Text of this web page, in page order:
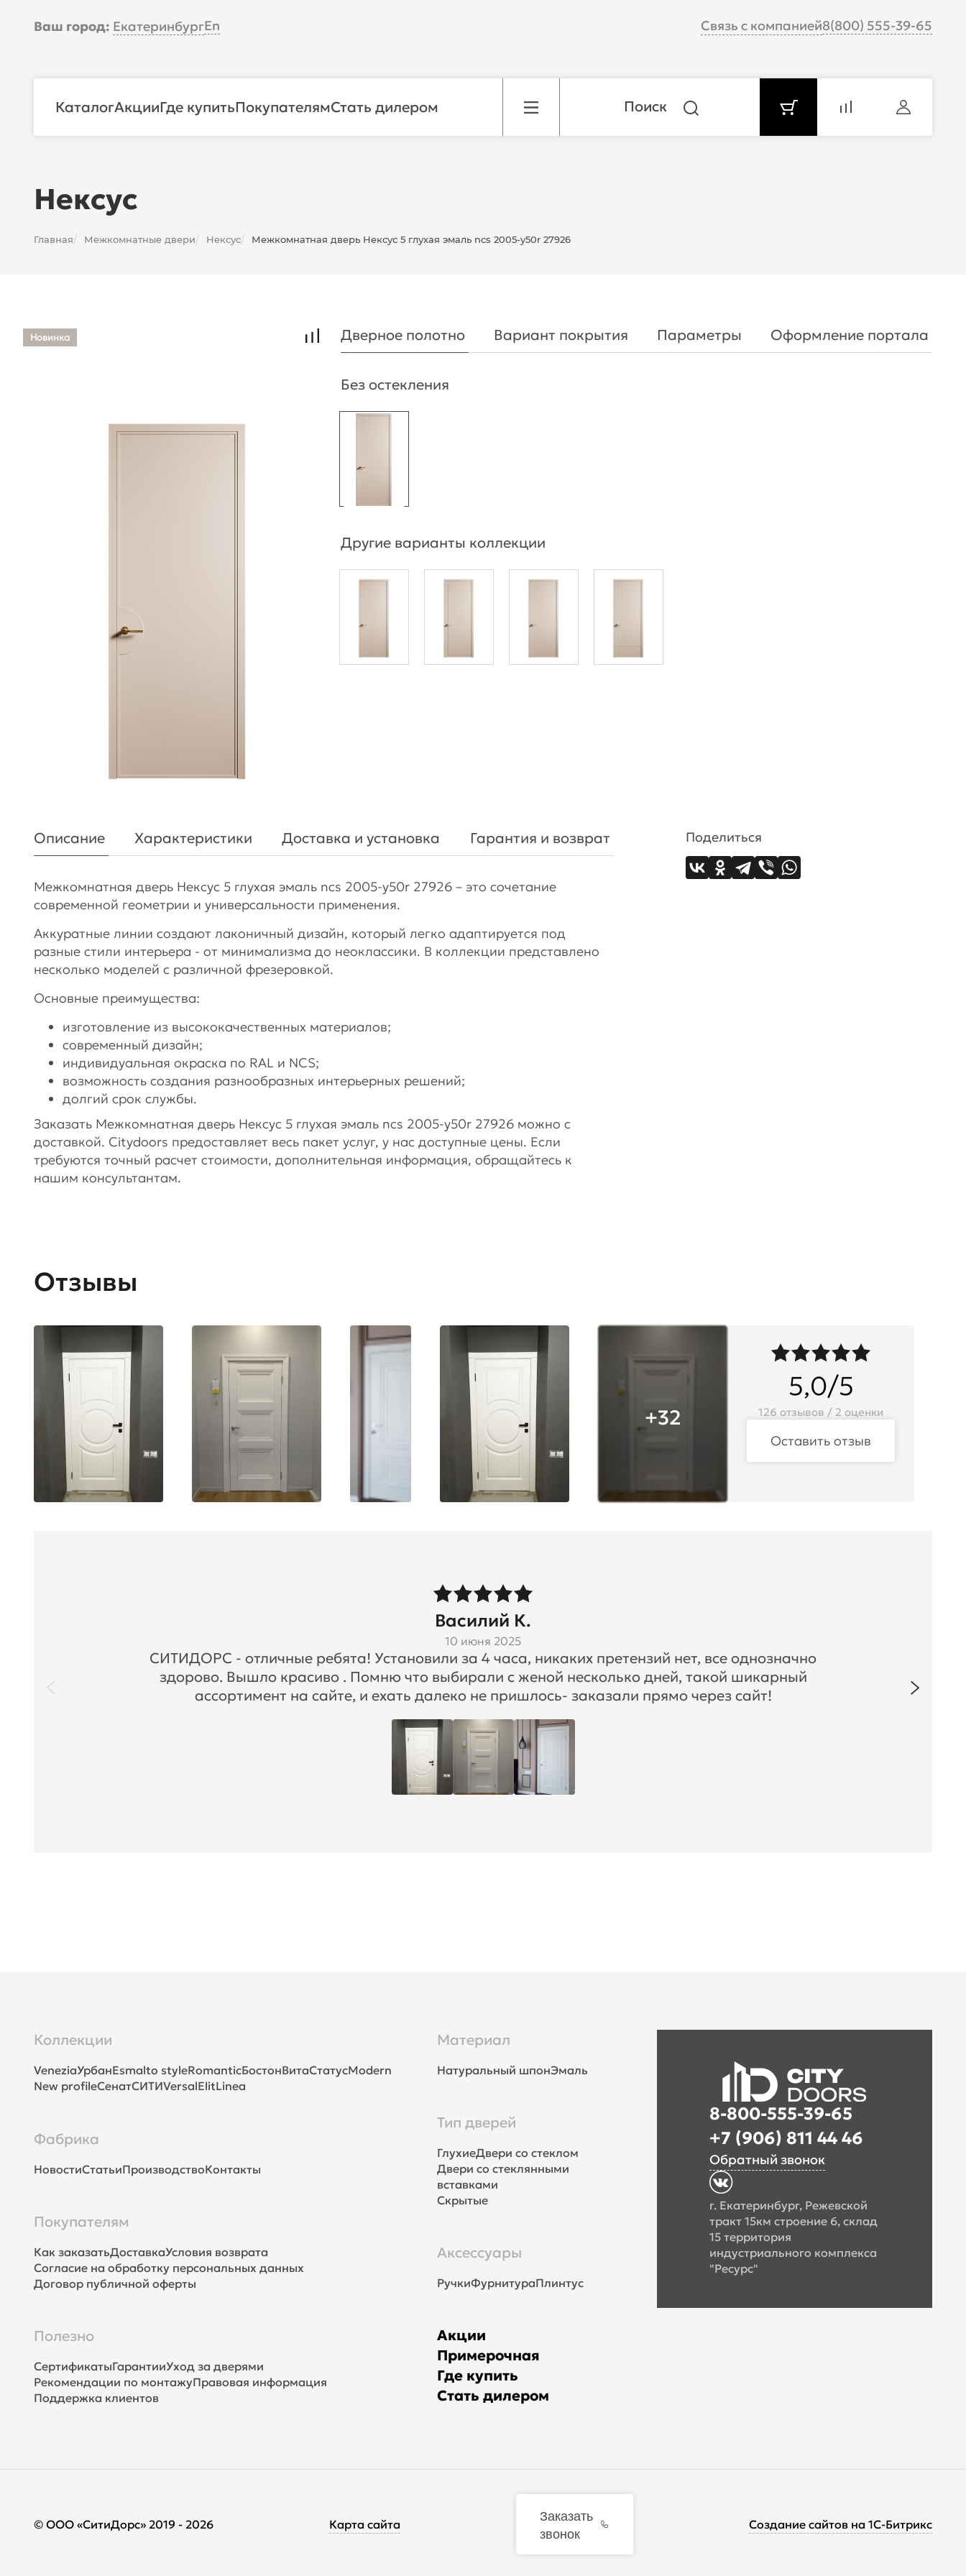
Ваш город: ЕкатеринбургEn Связь с компанией8(800) 555-39-65
КаталогАкцииГде купитьПокупателямСтать дилером
Нексус
Главная/ Межкомнатные двери/ Нексус/ Межкомнатная дверь Нексус 5 глухая эмаль ncs 2005-y50r 27926
Новинка Дверное полотно Вариант покрытия Параметры Оформление портала
Без остекления
Другие варианты коллекции
Описание Характеристики Доставка и установка Гарантия и возврат
Межкомнатная дверь Нексус 5 глухая эмаль ncs 2005-y50r 27926 – это сочетание
современной геометрии и универсальности применения.
Аккуратные линии создают лаконичный дизайн, который легко адаптируется под
разные стили интерьера - от минимализма до неоклассики. В коллекции представлено
несколько моделей с различной фрезеровкой.
Основные преимущества:
изготовление из высококачественных материалов;
современный дизайн;
индивидуальная окраска по RAL и NCS;
возможность создания разнообразных интерьерных решений;
долгий срок службы.
Заказать Межкомнатная дверь Нексус 5 глухая эмаль ncs 2005-y50r 27926 можно с
доставкой. Citydoors предоставляет весь пакет услуг, у нас доступные цены. Если
требуются точный расчет стоимости, дополнительная информация, обращайтесь к
нашим консультантам.
Поделиться
Отзывы
+32
5,0/5
126 отзывов / 2 оценки
Оставить отзыв
Василий К.
10 июня 2025
СИТИДОРС - отличные ребята! Установили за 4 часа, никаких претензий нет, все однозначно
здорово. Вышло красиво . Помню что выбирали с женой несколько дней, такой шикарный
ассортимент на сайте, и ехать далеко не пришлось- заказали прямо через сайт!
Коллекции
VeneziaУрбанEsmalto styleRomanticБостонВитаСтатусModern
New profileСенатСИТИVersalElitLinea
Фабрика
НовостиСтатьиПроизводствоКонтакты
Покупателям
Как заказатьДоставкаУсловия возврата
Согласие на обработку персональных данных
Договор публичной оферты
Полезно
СертификатыГарантииУход за дверями
Рекомендации по монтажуПравовая информация
Поддержка клиентов
Материал
Натуральный шпонЭмаль
Тип дверей
ГлухиеДвери со стеклом
Двери со стеклянными
вставками
Скрытые
Аксессуары
РучкиФурнитураПлинтус
Акции
Примерочная
Где купить
Стать дилером
8-800-555-39-65
+7 (906) 811 44 46
Обратный звонок
г. Екатеринбург, Режевской
тракт 15км строение 6, склад
15 территория
индустриального комплекса
"Ресурс"
© ООО «СитиДорс» 2019 - 2026 Карта сайта
Заказать
звонок
Cоздание сайтов на 1С-Битрикс